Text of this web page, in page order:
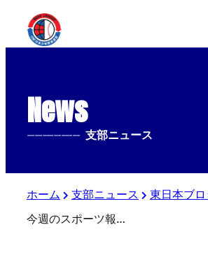
News
-------------- 支部ニュース
ホーム 支部ニュース
東日本ブロ
今週のスポーツ報知（２３日発売）